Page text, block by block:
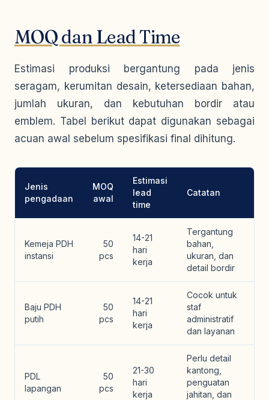
MOQ dan Lead Time
Estimasi produksi bergantung pada jenis
seragam, kerumitan desain, ketersediaan bahan,
jumlah ukuran, dan kebutuhan bordir atau
emblem. Tabel berikut dapat digunakan sebagai
acuan awal sebelum spesifikasi final dihitung.
Jenis
pengadaan
MOQ
awal
Estimasi
lead
time
Catatan
Kemeja PDH
instansi
50
pcs
14-21
hari
kerja
Tergantung
bahan,
ukuran, dan
detail bordir
Baju PDH
putih
50
pcs
14-21
hari
kerja
Cocok untuk
staf
administratif
dan layanan
PDL
lapangan
50
pcs
21-30
hari
kerja
Perlu detail
kantong,
penguatan
jahitan, dan